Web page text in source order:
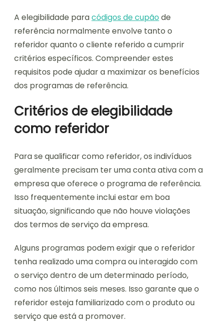
A elegibilidade paracódigos de cupãode
referência normalmente envolve tanto o
referidor quanto o cliente referido a cumprir
critérios específicos. Compreender estes
requisitos pode ajudar a maximizar os benefícios
dos programas de referência.
Critérios de elegibilidade
como referidor
Para se qualificar como referidor, os indivíduos
geralmente precisam ter uma conta ativa com a
empresa que oferece o programa de referência.
Isso frequentemente inclui estar em boa
situação, significando que não houve violações
dos termos de serviço da empresa.
Alguns programas podem exigir que o referidor
tenha realizado uma compra ou interagido com
o serviço dentro de um determinado período,
como nos últimos seis meses. Isso garante que o
referidor esteja familiarizado com o produto ou
serviço que está a promover.